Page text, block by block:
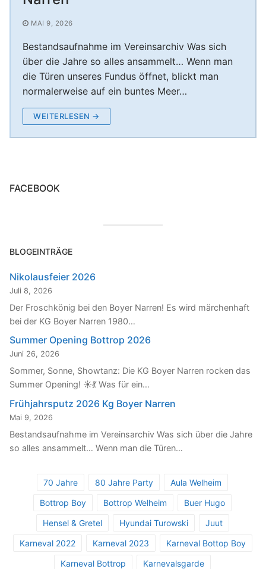
Unterstützung Session 2024/25
Unterstützung Session 2023/24
Narren
Nikolausfeier – Rotkäppchen 30.11.2024
Nikolausfeier 2025 – Frau Holle verzaubert die
Aula Welheim! ❄️
MAI 9, 2026
Bestandsaufnahme im Vereinsarchiv Was sich
über die Jahre so alles ansammelt… Wenn man
die Türen unseres Fundus öffnet, blickt man
normalerweise auf ein buntes Meer…
WEITERLESEN →
FACEBOOK
BLOGEINTRÄGE
Nikolausfeier 2026
Juli 8, 2026
Der Froschkönig bei den Boyer Narren! Es wird märchenhaft
bei der KG Boyer Narren 1980…
Summer Opening Bottrop 2026
Juni 26, 2026
Sommer, Sonne, Showtanz: Die KG Boyer Narren rocken das
Summer Opening! ☀️💃 Was für ein…
Frühjahrsputz 2026 Kg Boyer Narren
Mai 9, 2026
Bestandsaufnahme im Vereinsarchiv Was sich über die Jahre
so alles ansammelt… Wenn man die Türen…
70 Jahre 80 Jahre Party
Aula Welheim
Bottrop Boy
Bottrop Welheim
Buer Hugo
Hensel & Gretel
Hyundai Turowski
Juut
Karneval 2022
Karneval 2023
Karneval Bottop Boy
Karneval Bottrop
Karnevalsgarde